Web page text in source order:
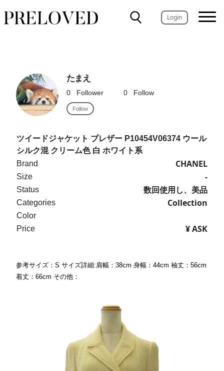
Login
たまえ
0 Follower 0 Follow
Follow
ツイードジャケット ブレザー P10454V06374 ウール
シルク混 クリーム色 白 ホワイト系
Brand
CHANEL
Size -
Status 数回使用し、美品
Categories Collection
Color
Price
¥ ASK
参考サイズ：S サイズ詳細:肩幅：38cm 身幅：44cm 袖丈：56cm
着丈：66cm その他：